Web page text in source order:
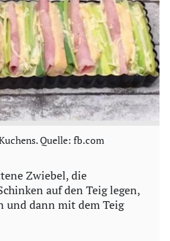
Quelle: fb.com
Zwiebel, die
auf den Teig legen,
und dann mit dem Teig